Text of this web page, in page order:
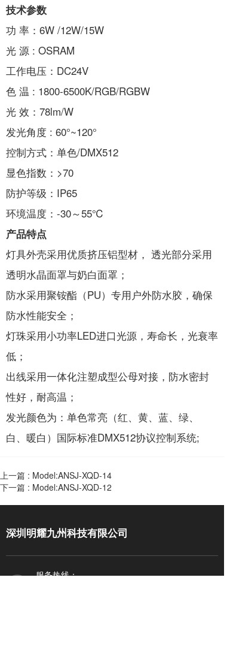
技术参数
功 率：6W /12W/15W
光 源 : OSRAM
工作电压：DC24V
色 温 : 1800-6500K/RGB/RGBW
光 效：78lm/W
发光角度 : 60°~120°
控制方式：单色/DMX512
显色指数：>70
防护等级：IP65
环境温度：-30～55℃
产品特点
灯具外壳采用优质挤压铝型材， 透光部分采用
透明水晶面罩与奶白面罩；
防水采用聚铵酯（PU）专用户外防水胶，确保
防水性能安全；
灯珠采用小功率LED进口光源，寿命长，光衰率
低；
出线采用一体化注塑成型公母对接，防水密封
性好，耐高温；
发光颜色为：单色常亮（红、黄、蓝、绿、
白、暖白）国际标准DMX512协议控制系统;
上一篇 : Model:ANSJ-XQD-14
下一篇 : Model:ANSJ-XQD-12
深圳明耀九州科技有限公司
服务热线：